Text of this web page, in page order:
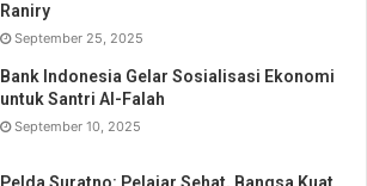
Raniry
September 25, 2025
Bank Indonesia Gelar Sosialisasi Ekonomi
untuk Santri Al-Falah
September 10, 2025